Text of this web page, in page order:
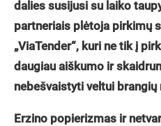
dalies susijusi su laiko
partneriais plėtoja pirkimų
„ViaTender“, kuri ne tik į
daugiau aiškumo ir
nebešvaistyti veltui brangių
Erzino popierizmas ir